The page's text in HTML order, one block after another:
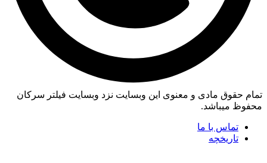
تمام حقوق مادی و معنوی این وبسایت نزد وبسایت فیلتر سرکان
محفوظ میباشد.
تماس با ما
تاریخچه